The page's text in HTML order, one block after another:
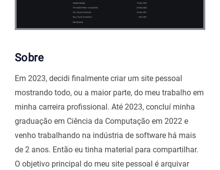
Sobre
Em 2023, decidi finalmente criar um site pessoal
mostrando todo, ou a maior parte, do meu trabalho em
minha carreira profissional. Até 2023, concluí minha
graduação em Ciência da Computação em 2022 e
venho trabalhando na indústria de software há mais
de 2 anos. Então eu tinha material para compartilhar.
O objetivo principal do meu site pessoal é arquivar